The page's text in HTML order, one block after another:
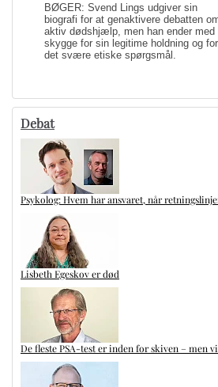
BØGER: Svend Lings udgiver sin
biografi for at genaktivere debatten
aktiv dødshjælp, men han ender med
skygge for sin legitime holdning og
det svære etiske spørgsmål.
Debat
Psykolog: Hvem har ansvaret, når
Lisbeth Egeskov er død
De fleste PSA-test er inden for skiven – men